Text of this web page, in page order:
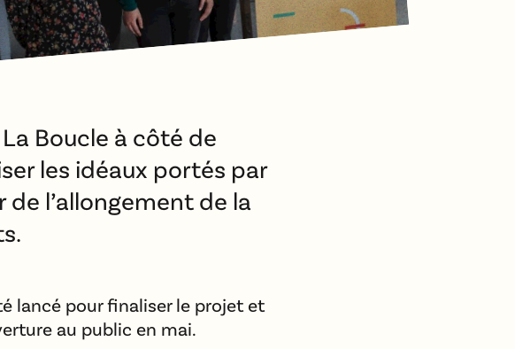
Boucle à côté de
les idéaux portés par
de l’allongement de la
lancé pour finaliser le projet et
au public en mai.